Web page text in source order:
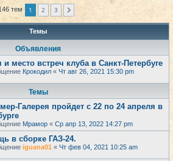
тем 1 2 3
Темы
Объявления
место встреч клуба в Санкт-Петербуге
Крокодил « Чт авг 26, 2021 15:30 pm
Темы
Галерея пройдет с 22 по 24 апреля в
Мрамор « Ср апр 13, 2022 14:27 pm
в сборке ГАЗ-24.
iguana01 « Чт фев 04, 2021 10:25 am